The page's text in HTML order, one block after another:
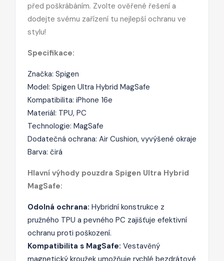
před poškrábáním. Zvolte ověřené řešení a
dodejte svému zařízení tu nejlepší ochranu ve
stylu!
Specifikace:
Značka: Spigen
Model: Spigen Ultra Hybrid MagSafe
Kompatibilita: iPhone 16e
Materiál: TPU, PC
Technologie: MagSafe
Dodatečná ochrana: Air Cushion, vyvýšené okraje
Barva: čirá
Hlavní výhody pouzdra Spigen Ultra Hybrid
MagSafe:
Odolná ochrana: Hybridní konstrukce z
pružného TPU a pevného PC zajišťuje efektivní
ochranu proti poškození.
Kompatibilita s MagSafe: Vestavěný
magnetický kroužek umožňuje rychlé bezdrátové